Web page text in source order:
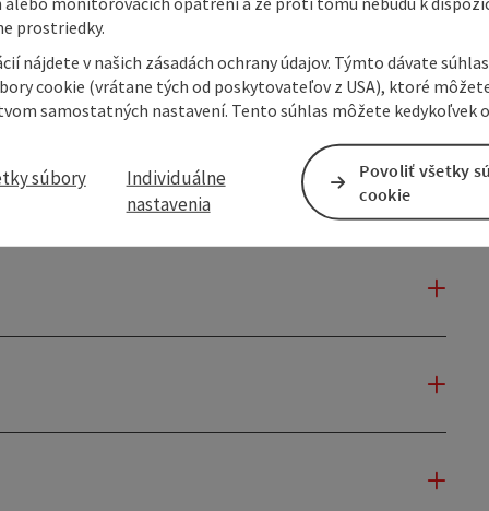
prostriedky.
nájdete v našich zásadách ochrany údajov. Týmto dávate
cookie (vrátane tých od poskytovateľov z USA), ktoré
samostatných nastavení. Tento súhlas môžete kedykoľvek
súbory
Individuálne
nastavenia
Povoliť všetky
cookie